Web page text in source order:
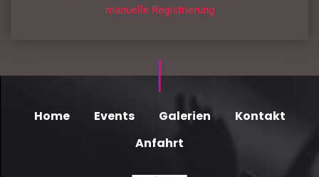
manuelle Registrierung
Home Events Galerien
Kontakt
Anfahrt